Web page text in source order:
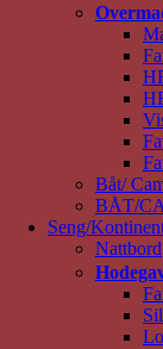
Båt/
BÅT/
Seng/
Nattbord